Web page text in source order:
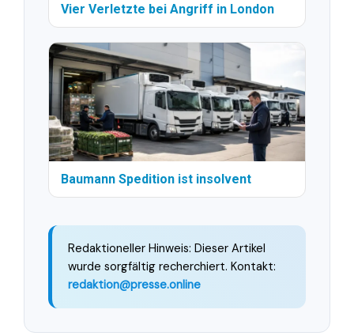
Vier Verletzte bei Angriff in London
Baumann Spedition ist insolvent
Redaktioneller Hinweis: Dieser Artikel
wurde sorgfältig recherchiert. Kontakt:
redaktion@presse.online